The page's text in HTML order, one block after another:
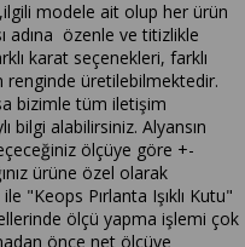
modele ait olup her ürün
adına özenle ve titizlikle
karat seçenekleri, farklı
renginde üretilebilmektedir.
bizimle tüm iletişim
bilgi alabilirsiniz. Alyansın
ölçüye göre +-
ürüne özel olarak
"Keops Pırlanta Işıklı Kutu"
ölçü yapma işlemi çok
önce net ölçüye